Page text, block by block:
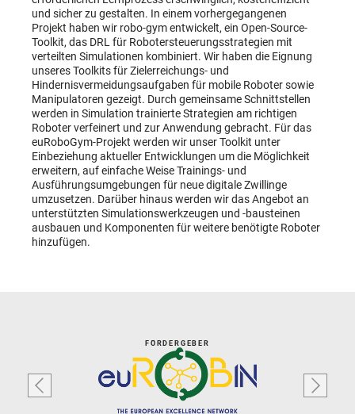
und sicher zu gestalten. In einem vorhergegangenen
Projekt haben wir robo-gym entwickelt, ein Open-Source-
Toolkit, das DRL für Robotersteuerungsstrategien mit
verteilten Simulationen kombiniert. Wir haben die Eignung
unseres Toolkits für Zielerreichungs- und
Hindernisvermeidungsaufgaben für mobile Roboter sowie
Manipulatoren gezeigt. Durch gemeinsame Schnittstellen
werden in Simulation trainierte Strategien am richtigen
Roboter verfeinert und zur Anwendung gebracht. Für das
euRoboGym-Projekt werden wir unser Toolkit unter
Einbeziehung aktueller Entwicklungen um die Möglichkeit
erweitern, auf einfache Weise Trainings- und
Ausführungsumgebungen für neue digitale Zwillinge
umzusetzen. Darüber hinaus werden wir das Angebot an
unterstützten Simulationswerkzeugen und -bausteinen
ausbauen und Komponenten für weitere benötigte Roboter
hinzufügen.
FÖRDERGEBER